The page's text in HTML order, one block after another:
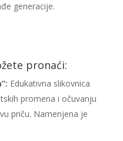
generacije.
pronaći:
Edukativna slikovnica
promena i očuvanju
priču. Namenjena je